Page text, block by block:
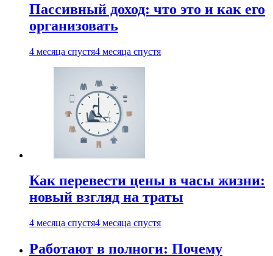
Пассивный доход: что это и как его
организовать
4 месяца спустя4 месяца спустя
Как перевести цены в часы жизни:
новый взгляд на траты
4 месяца спустя4 месяца спустя
Работают в полноги: Почему